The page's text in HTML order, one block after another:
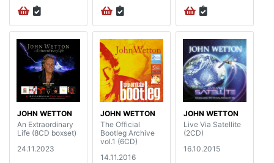
JOHN WETTON
An Extraordinary
Life (8CD boxset)
24.11.2023
JOHN WETTON
The Official
Bootleg Archive
vol.1 (6CD)
14.11.2016
JOHN WETTON
Live Via Satellite
(2CD)
16.10.2015